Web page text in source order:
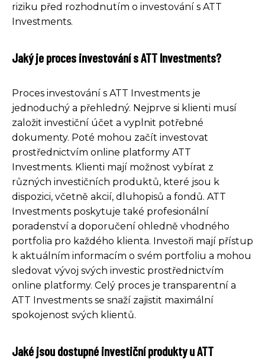
riziku před rozhodnutím o investování s ATT
Investments.
Jaký je proces investování s ATT Investments?
Proces investování s ATT Investments je
jednoduchý a přehledný. Nejprve si klienti musí
založit investiční účet a vyplnit potřebné
dokumenty. Poté mohou začít investovat
prostřednictvím online platformy ATT
Investments. Klienti mají možnost vybírat z
různých investičních produktů, které jsou k
dispozici, včetně akcií, dluhopisů a fondů. ATT
Investments poskytuje také profesionální
poradenství a doporučení ohledně vhodného
portfolia pro každého klienta. Investoři mají přístup
k aktuálním informacím o svém portfoliu a mohou
sledovat vývoj svých investic prostřednictvím
online platformy. Celý proces je transparentní a
ATT Investments se snaží zajistit maximální
spokojenost svých klientů.
Jaké jsou dostupné investiční produkty u ATT